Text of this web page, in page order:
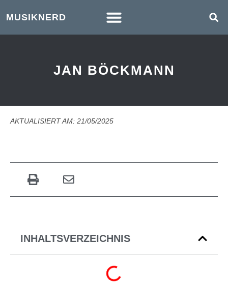
MUSIKNERD
JAN BÖCKMANN
AKTUALISIERT AM: 21/05/2025
INHALTSVERZEICHNIS